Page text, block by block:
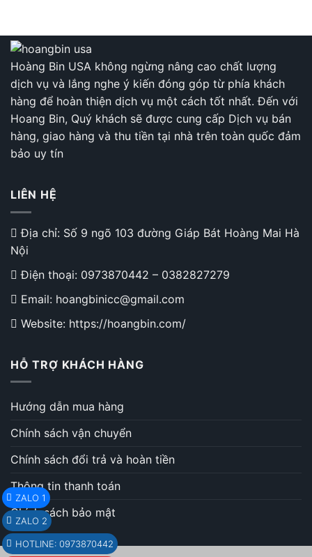
460.000 ₫
Hoàng Bin USA không ngừng nâng cao chất lượng
dịch vụ và lắng nghe ý kiến đóng góp từ phía khách
hàng để hoàn thiện dịch vụ một cách tốt nhất. Đến với
Hoang Bin, Quý khách sẽ được cung cấp Dịch vụ bán
hàng, giao hàng và thu tiền tại nhà trên toàn quốc đảm
bảo uy tín
LIÊN HỆ
Địa chỉ: Số 9 ngõ 103 đường Giáp Bát Hoàng Mai Hà
Nội
Điện thoại: 0973870442 – 0382827279
Email: hoangbinicc@gmail.com
Website: https://hoangbin.com/
HỖ TRỢ KHÁCH HÀNG
Hướng dẫn mua hàng
Chính sách vận chuyển
Chính sách đổi trả và hoàn tiền
Thông tin thanh toán
Chính sách bảo mật
ZALO 1
ZALO 2
HOTLINE: 0973870442